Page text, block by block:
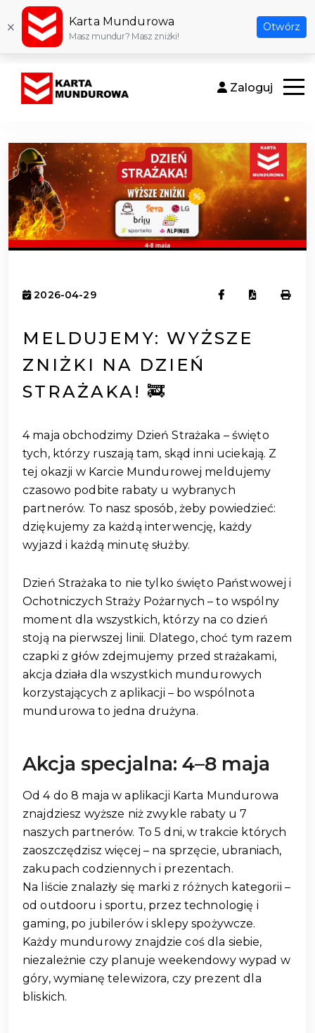
× Karta Mundurowa
Masz mundur? Masz zniżki!
Otwórz
Zaloguj
2026-04-29
MELDUJEMY: WYŻSZE
ZNIŻKI NA DZIEŃ
STRAŻAKA! 🚒
4 maja obchodzimy Dzień Strażaka – święto
tych, którzy ruszają tam, skąd inni uciekają. Z
tej okazji w Karcie Mundurowej meldujemy
czasowo podbite rabaty u wybranych
partnerów. To nasz sposób, żeby powiedzieć:
dziękujemy za każdą interwencję, każdy
wyjazd i każdą minutę służby.
Dzień Strażaka to nie tylko święto Państwowej i
Ochotniczych Straży Pożarnych – to wspólny
moment dla wszystkich, którzy na co dzień
stoją na pierwszej linii. Dlatego, choć tym razem
czapki z głów zdejmujemy przed strażakami,
akcja działa dla wszystkich mundurowych
korzystających z aplikacji – bo wspólnota
mundurowa to jedna drużyna.
Akcja specjalna: 4–8 maja
Od 4 do 8 maja w aplikacji Karta Mundurowa
znajdziesz wyższe niż zwykle rabaty u 7
naszych partnerów. To 5 dni, w trakcie których
zaoszczędzisz więcej – na sprzęcie, ubraniach,
zakupach codziennych i prezentach.
Na liście znalazły się marki z różnych kategorii –
od outdooru i sportu, przez technologię i
gaming, po jubilerów i sklepy spożywcze.
Każdy mundurowy znajdzie coś dla siebie,
niezależnie czy planuje weekendowy wypad w
góry, wymianę telewizora, czy prezent dla
bliskich.